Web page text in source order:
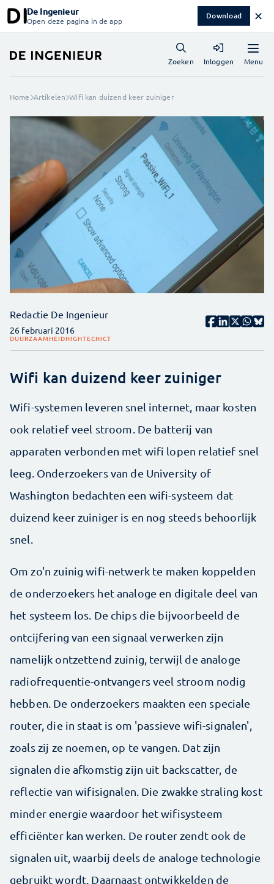
De Ingenieur
Open deze pagina in de app Download ✕
Menu
Zoeken Inloggen
Home Artikelen Wifi kan duizend keer zuiniger
Redactie De Ingenieur
26 februari 2016
DUURZAAMHEIDHIGHTECHICT
Wifi kan duizend keer zuiniger
Wifi-systemen leveren snel internet, maar kosten
ook relatief veel stroom. De batterij van
apparaten verbonden met wifi lopen relatief snel
leeg. Onderzoekers van de University of
Washington bedachten een wifi-systeem dat
duizend keer zuiniger is en nog steeds behoorlijk
snel.
Om zo'n zuinig wifi-netwerk te maken koppelden
de onderzoekers het analoge en digitale deel van
het systeem los. De chips die bijvoorbeeld de
ontcijfering van een signaal verwerken zijn
namelijk ontzettend zuinig, terwijl de analoge
radiofrequentie-ontvangers veel stroom nodig
hebben. De onderzoekers maakten een speciale
router, die in staat is om 'passieve wifi-signalen',
zoals zij ze noemen, op te vangen. Dat zijn
signalen die afkomstig zijn uit backscatter, de
reflectie van wifisignalen. Die zwakke straling kost
minder energie waardoor het wifisysteem
efficiënter kan werken. De router zendt ook de
signalen uit, waarbij deels de analoge technologie
gebruikt wordt. Daarnaast ontwikkelden de